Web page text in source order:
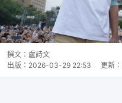
撰文： 盧詩文
出版： 2026-03-29 22:53 更新：